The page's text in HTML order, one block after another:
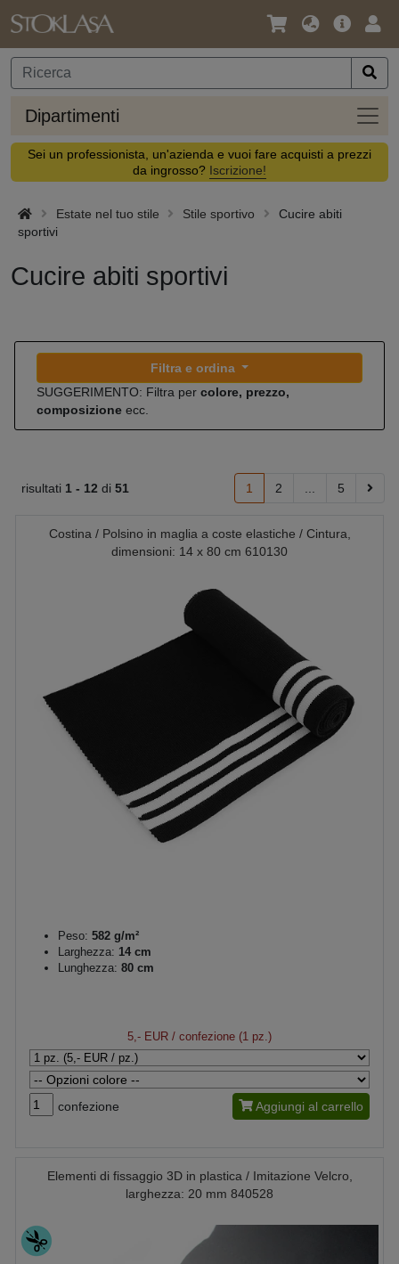
Lingua
Valuta
Offerta
Dipartimenti
Sei un professionista, un'azienda e vuoi fare acquisti a prezzi
da ingrosso? Iscrizione!
Estate nel tuo stile Stile sportivo
Cucire abiti
sportivi
Cucire abiti sportivi
Filtra e ordina
SUGGERIMENTO: Filtra per colore, prezzo,
composizione ecc.
risultati 1 - 12 di 51 1 2 5
Costina / Polsino in maglia a coste elastiche / Cintura,
dimensioni: 14 x 80 cm 610130
Peso: 582 g/m²
Larghezza: 14 cm
Lunghezza: 80 cm
5,- EUR / confezione (1 pz.)
confezione Aggiungi al carrello
Elementi di fissaggio 3D in plastica / Imitazione Velcro,
larghezza: 20 mm 840528